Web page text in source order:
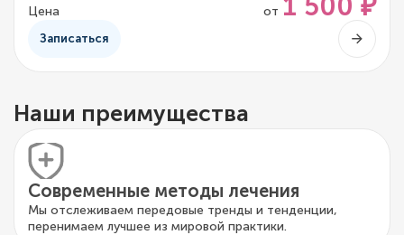
Цена
от
Записаться
Наши преимущества
Современные методы лечения
Мы отслеживаем передовые тренды и тенденции,
перенимаем лучшее из мировой практики.